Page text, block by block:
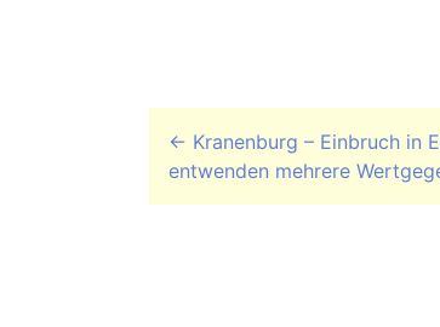
Beitrags-Navigation
← Kranenburg – Einbruch in
entwenden mehrere